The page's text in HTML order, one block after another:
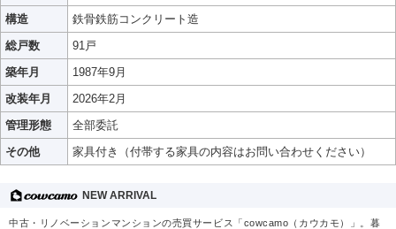
構造
鉄骨鉄筋コンクリート造
総戸数
91戸
築年月
1987年9月
改装年月
2026年2月
管理形態
全部委託
その他
家具付き（付帯する家具の内容はお問い合わせください）
NEW ARRIVAL
中古・リノベーションマンションの売買サービス「cowcamo（カウカモ）」。暮